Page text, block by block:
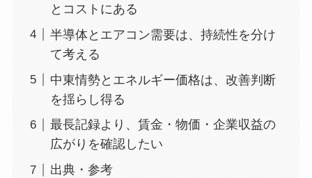
とコストにある
半導体とエアコン需要は、持続性を分け
て考える
中東情勢とエネルギー価格は、改善判断
を揺らし得る
最長記録より、賃金・物価・企業収益の
広がりを確認したい
出典・参考